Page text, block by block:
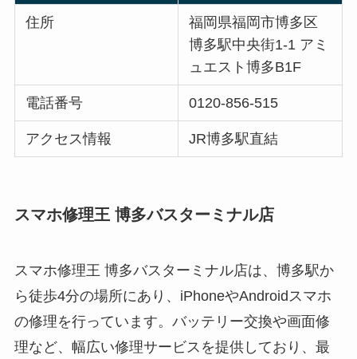
住所
福岡県福岡市博多区
博多駅中央街1-1 アミ
ュエスト博多B1F
電話番号 0120-856-515
アクセス情報 JR博多駅直結
スマホ修理王 博多バスターミナル店
スマホ修理王 博多バスターミナル店は、博多駅か
ら徒歩4分の場所にあり、iPhoneやAndroidスマホ
の修理を行っています。バッテリー交換や画面修
理など、幅広い修理サービスを提供しており、最